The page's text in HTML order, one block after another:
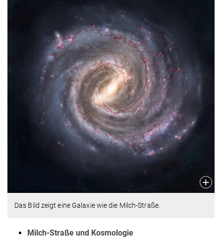
Das Bild zeigt eine Galaxie wie die Milch-Straße.
Milch-Straße und Kosmologie